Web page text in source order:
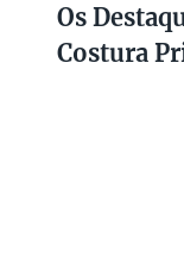
Os
Costura